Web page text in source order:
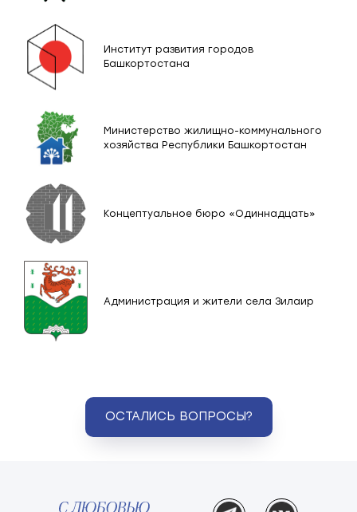
Институт развития городов
Башкортостана
Министерство жилищно-коммунального
хозяйства Республики Башкортостан
Концептуальное бюро «Одиннадцать»
Администрация и жители села Зилаир
ОСТАЛИСЬ ВОПРОСЫ?